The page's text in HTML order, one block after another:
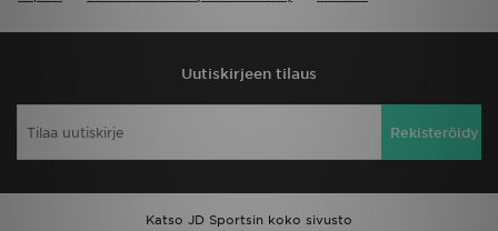
Uutiskirjeen tilaus
Rekisteröidy
Katso JD Sportsin koko sivusto